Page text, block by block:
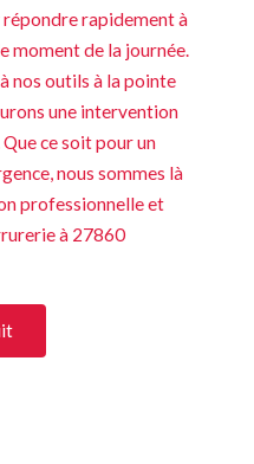
rapidement à
moment de la journée.
nos outils à la pointe
une intervention
ce soit pour un
nous sommes là
professionnelle et
à 27860